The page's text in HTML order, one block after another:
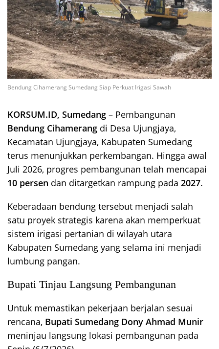
Bendung Cihamerang Sumedang Siap Perkuat Irigasi Sawah
KORSUM.ID, Sumedang – Pembangunan
Bendung Cihamerang di Desa Ujungjaya,
Kecamatan Ujungjaya, Kabupaten Sumedang
terus menunjukkan perkembangan. Hingga awal
Juli 2026, progres pembangunan telah mencapai
10 persen dan ditargetkan rampung pada 2027.
Keberadaan bendung tersebut menjadi salah
satu proyek strategis karena akan memperkuat
sistem irigasi pertanian di wilayah utara
Kabupaten Sumedang yang selama ini menjadi
lumbung pangan.
Bupati Tinjau Langsung Pembangunan
Untuk memastikan pekerjaan berjalan sesuai
rencana, Bupati Sumedang Dony Ahmad Munir
meninjau langsung lokasi pembangunan pada